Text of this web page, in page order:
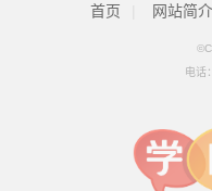
首页 网站简介
电话：